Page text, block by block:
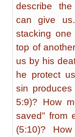
describe
can give
stacking one
top of
us by his
he protect
sin
5:9)? How
saved” from
(5:10)?